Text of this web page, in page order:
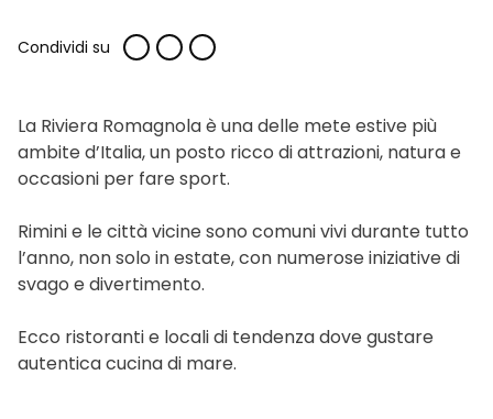
Condividi su
La Riviera Romagnola è una delle mete estive più
ambite d’Italia, un posto ricco di attrazioni, natura e
occasioni per fare sport.
Rimini e le città vicine sono comuni vivi durante tutto
l’anno, non solo in estate, con numerose iniziative di
svago e divertimento.
Ecco ristoranti e locali di tendenza dove gustare
autentica cucina di mare.